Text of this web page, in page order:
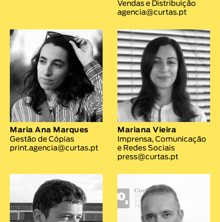
Vendas e Distribuição
agencia@curtas.pt
Maria Ana Marques
Gestão de Cópias
print.agencia@curtas.pt
Mariana Vieira
Imprensa, Comunicação
e Redes Sociais
press@curtas.pt